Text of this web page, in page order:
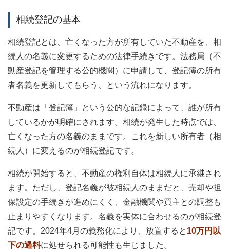
相続登記の基本
相続登記とは、亡くなった方が所有していた不動産を、相
続人の名義に変更するための法律手続きです。法務局（不
動産登記を管理する公的機関）に申請して、登記簿の所有
者名義を更新してもらう、という流れになります。
不動産は「登記簿」という公的な記録によって、誰が所有
しているかが明確にされます。相続が発生した時点では、
亡くなった方の名義のままです。これを新しい所有者（相
続人）に変えるのが相続登記です。
相続が開始すると、不動産の権利自体は相続人に承継され
ます。ただし、登記名義が被相続人のままだと、売却や担
保設定の手続きが進めにくく、金融機関や買主との調整も
止まりやすくなります。名義を実体に合わせるのが相続登
記です。2024年4月の義務化により、放置すると 10万円以
下の過料に処せられる可能性も生じました。